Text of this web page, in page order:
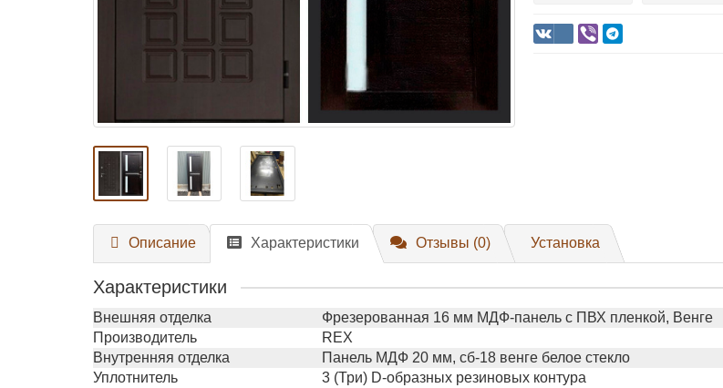
Описание Характеристики Отзывы (0) Установка
Характеристики
Внешняя отделка
Фрезерованная 16 мм МДФ-панель с ПВХ пленкой, Венге
Производитель
REX
Внутренняя отделка
Панель МДФ 20 мм, сб-18 венге белое стекло
Уплотнитель
3 (Три) D-образных резиновых контура